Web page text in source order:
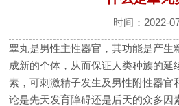
时间：2022-
睾丸是男性主性器官，其功能是产生
成新的个体，从而保证人类种族的延
素，可刺激精子发生及男性附性器官
论是先天发育障碍还是后天的众多因